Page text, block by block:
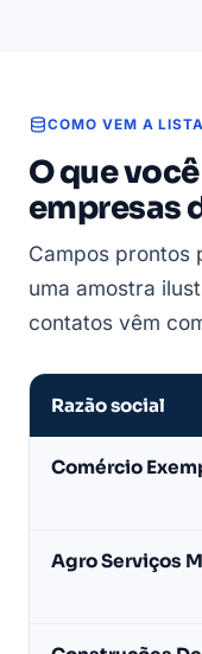
COMO VEM A LISTA
O que
empresas
Campos prontos
uma amostra
contatos vêm
empresas
Razão social
Comércio
Agro Serviços